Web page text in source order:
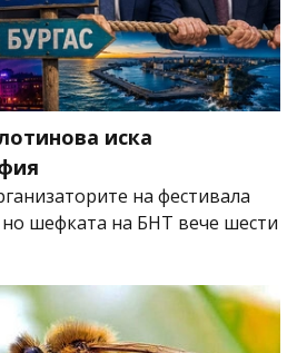
иска
на фестивала
но шефката на БНТ вече шести